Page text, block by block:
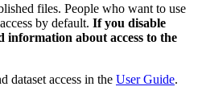
files. People who want to use
by default. If you disable
information about access to the
dataset access in the User Guide.